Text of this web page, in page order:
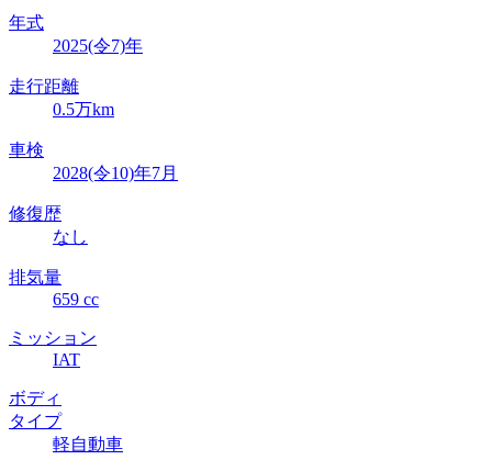
年式
2025(令7)年
走行距離
0.5万km
車検
2028(令10)年7月
修復歴
なし
排気量
659 cc
ミッション
IAT
ボディ
タイプ
軽自動車